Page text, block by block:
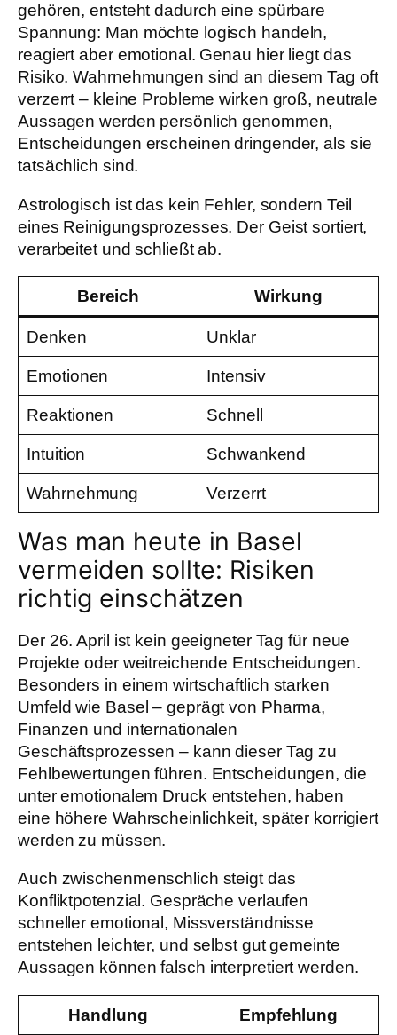
gehören, entsteht dadurch eine spürbare
Spannung: Man möchte logisch handeln,
reagiert aber emotional. Genau hier liegt das
Risiko. Wahrnehmungen sind an diesem Tag oft
verzerrt – kleine Probleme wirken groß, neutrale
Aussagen werden persönlich genommen,
Entscheidungen erscheinen dringender, als sie
tatsächlich sind.
Astrologisch ist das kein Fehler, sondern Teil
eines Reinigungsprozesses. Der Geist sortiert,
verarbeitet und schließt ab.
Bereich Wirkung
Denken Unklar
Emotionen Intensiv
Reaktionen Schnell
Intuition Schwankend
Wahrnehmung Verzerrt
Was man heute in Basel
vermeiden sollte: Risiken
richtig einschätzen
Der 26. April ist kein geeigneter Tag für neue
Projekte oder weitreichende Entscheidungen.
Besonders in einem wirtschaftlich starken
Umfeld wie Basel – geprägt von Pharma,
Finanzen und internationalen
Geschäftsprozessen – kann dieser Tag zu
Fehlbewertungen führen. Entscheidungen, die
unter emotionalem Druck entstehen, haben
eine höhere Wahrscheinlichkeit, später korrigiert
werden zu müssen.
Auch zwischenmenschlich steigt das
Konfliktpotenzial. Gespräche verlaufen
schneller emotional, Missverständnisse
entstehen leichter, und selbst gut gemeinte
Aussagen können falsch interpretiert werden.
Handlung Empfehlung